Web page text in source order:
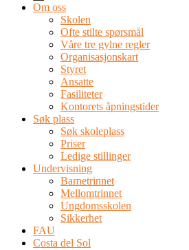
Om oss
Skolen
Ofte stilte spørsmål
Våre tre gylne regler
Organisasjonskart
Styret
Ansatte
Fasiliteter
Kontorets åpningstider
Søk plass
Søk skoleplass
Priser
Ledige stillinger
Undervisning
Barnetrinnet
Mellomtrinnet
Ungdomsskolen
Sikkerhet
FAU
Costa del Sol